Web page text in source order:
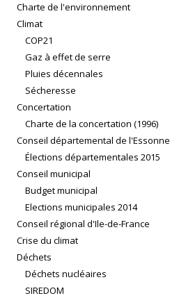
Charte de l'environnement
Climat
COP21
Gaz à effet de serre
Pluies décennales
Sécheresse
Concertation
Charte de la concertation (1996)
Conseil départemental de l'Essonne
Élections départementales 2015
Conseil municipal
Budget municipal
Elections municipales 2014
Conseil régional d'Ile-de-France
Crise du climat
Déchets
Déchets nucléaires
SIREDOM